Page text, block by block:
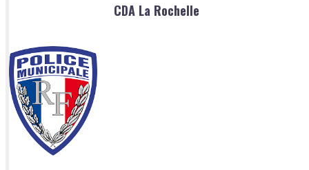
CDA La Rochelle